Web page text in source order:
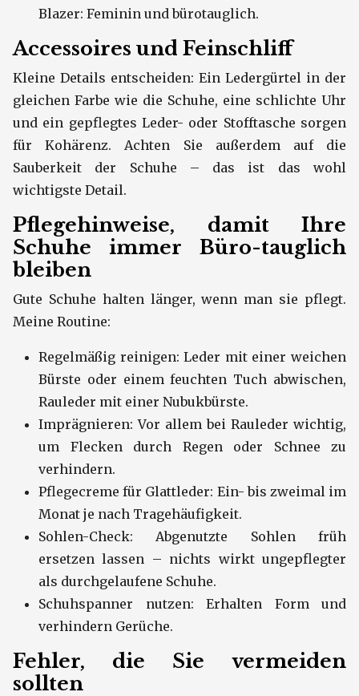
Blazer: Feminin und bürotauglich.
Accessoires und Feinschliff
Kleine Details entscheiden: Ein Ledergürtel in der
gleichen Farbe wie die Schuhe, eine schlichte Uhr
und ein gepflegtes Leder- oder Stofftasche sorgen
für Kohärenz. Achten Sie außerdem auf die
Sauberkeit der Schuhe – das ist das wohl
wichtigste Detail.
Pflegehinweise, damit Ihre
Schuhe immer Büro-tauglich
bleiben
Gute Schuhe halten länger, wenn man sie pflegt.
Meine Routine:
Regelmäßig reinigen: Leder mit einer weichen
Bürste oder einem feuchten Tuch abwischen,
Rauleder mit einer Nubukbürste.
Imprägnieren: Vor allem bei Rauleder wichtig,
um Flecken durch Regen oder Schnee zu
verhindern.
Pflegecreme für Glattleder: Ein- bis zweimal im
Monat je nach Tragehäufigkeit.
Sohlen-Check: Abgenutzte Sohlen früh
ersetzen lassen – nichts wirkt ungepflegter
als durchgelaufene Schuhe.
Schuhspanner nutzen: Erhalten Form und
verhindern Gerüche.
Fehler, die Sie vermeiden
sollten